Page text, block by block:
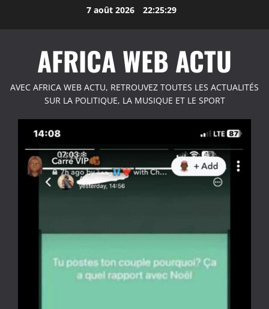
7 août 2026 22:25:30
AFRICA WEB ACTU
AVEC AFRICA WEB ACTU, RETROUVEZ TOUTES LES ACTUALITÉS
SUR LA POLITIQUE, LA MUSIQUE ET LE SPORT